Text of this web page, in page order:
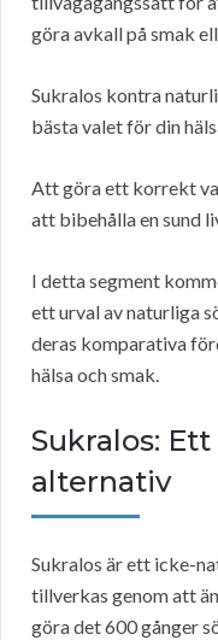
göra avkall på smak
Sukralos kontra
bästa valet för din
Att göra ett korrekt
att bibehålla en sund
I detta segment
ett urval av naturliga
deras komparativa
hälsa och smak.
Sukralos:
alternativ
Sukralos är ett icke-
tillverkas genom att
göra det 600 gånger